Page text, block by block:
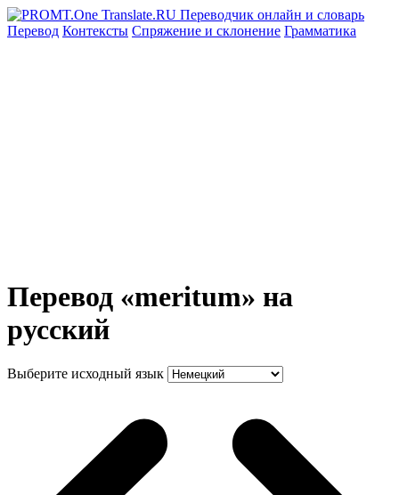
Перевод Контексты Спряжение и склонение Грамматика
Перевод «meritum» на
русский
Выберите исходный язык